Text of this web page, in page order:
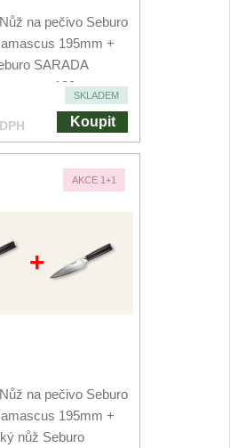
na pečivo Seburo
195mm +
SARADA
180mm
SKLADEM
Koupit
AKCE 1+1
+
na pečivo Seburo
195mm +
nůž Seburo